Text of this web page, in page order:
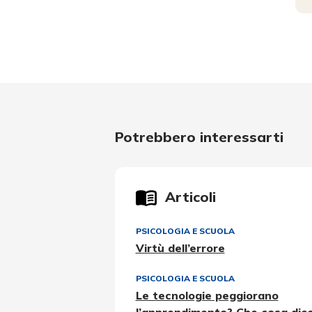
Potrebbero interessarti
Articoli
PSICOLOGIA E SCUOLA
Virtù dell’errore
PSICOLOGIA E SCUOLA
Le tecnologie peggiorano